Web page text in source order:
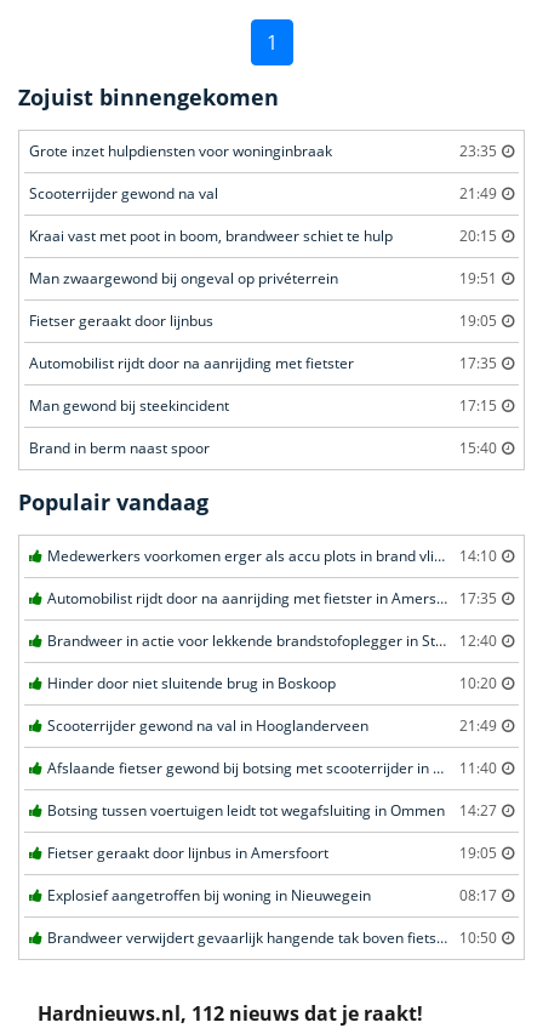
1
Zojuist binnengekomen
Grote inzet hulpdiensten voor woninginbraak 23:35
Scooterrijder gewond na val 21:49
Kraai vast met poot in boom, brandweer schiet te hulp 20:15
Man zwaargewond bij ongeval op privéterrein 19:51
Fietser geraakt door lijnbus 19:05
Automobilist rijdt door na aanrijding met fietster 17:35
Man gewond bij steekincident 17:15
Brand in berm naast spoor 15:40
Populair vandaag
Medewerkers voorkomen erger als accu plots in brand vliegt in Amersfoort 14:10
Automobilist rijdt door na aanrijding met fietster in Amersfoort 17:35
Brandweer in actie voor lekkende brandstofoplegger in Stroe 12:40
Hinder door niet sluitende brug in Boskoop 10:20
Scooterrijder gewond na val in Hooglanderveen 21:49
Afslaande fietser gewond bij botsing met scooterrijder in Katwijk 11:40
Botsing tussen voertuigen leidt tot wegafsluiting in Ommen 14:27
Fietser geraakt door lijnbus in Amersfoort 19:05
Explosief aangetroffen bij woning in Nieuwegein 08:17
Brandweer verwijdert gevaarlijk hangende tak boven fietspad in Barneveld 10:50
Hardnieuws.nl, 112 nieuws dat je raakt!